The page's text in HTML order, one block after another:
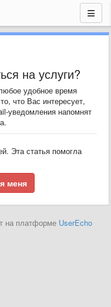
на услуги?
удобное время
что Вас интересует,
уведомления напомнят
Эта статья помогла
меня
на платформе UserEcho